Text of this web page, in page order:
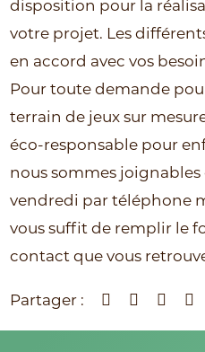
disposition pour la
votre projet. Les
en accord avec vos
Pour toute demande
terrain de jeux sur
éco-responsable pour
nous sommes
vendredi par téléphone
vous suffit de remplir le
contact que vous
Partager :